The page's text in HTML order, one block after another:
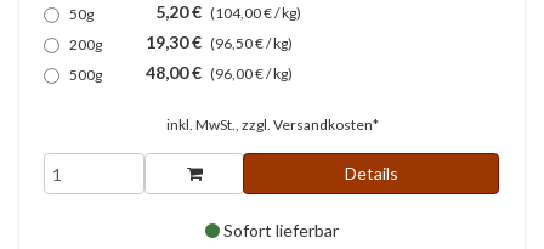
50g
5,20 € (104,00 € / kg)
200g
19,30 € (96,50 € / kg)
500g
48,00 € (96,00 € / kg)
inkl. MwSt., zzgl. Versandkosten*
Details
Sofort lieferbar